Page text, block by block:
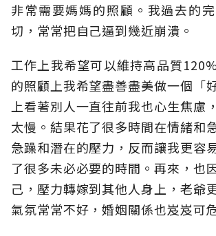
非常需要媽媽的照顧。我過去的
切，常常把自己逼到幾近崩潰。
工作上我希望可以維持高品質
的照顧上我希望盡善盡美做一個「
上看著別人一直往前我也心生焦慮
太慢。結果花了很多時間在情緒和
急躁和潛在的壓力，反而讓我更容
了很多未必必要的時間。再來，也
己，壓力轉嫁到其他人身上，老爺
氣氛常常不好，婚姻關係也岌岌可